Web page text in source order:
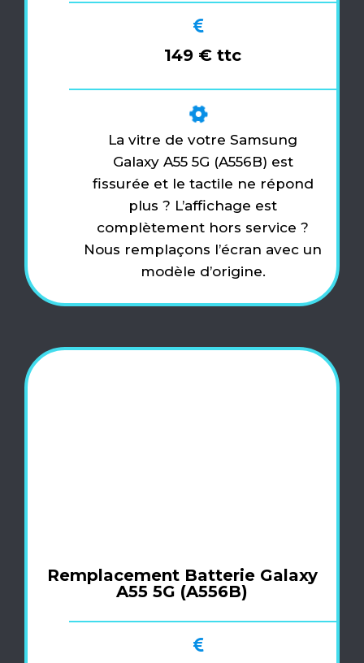
149 € ttc
La vitre de votre Samsung
Galaxy A55 5G (A556B) est
fissurée et le tactile ne répond
plus ? L’affichage est
complètement hors service ?
Nous remplaçons l’écran avec un
modèle d’origine.
Remplacement Batterie Galaxy
A55 5G (A556B)